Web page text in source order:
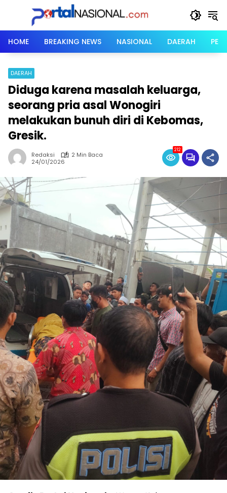
HOME
BREAKING NEWS NASIONAL DAERAH
DAERAH
Diduga karena masalah keluarga,
seorang pria asal Wonogiri
melakukan bunuh diri di Kebomas,
Gresik.
Redaksi
2 Min Baca
24/01/2026
212